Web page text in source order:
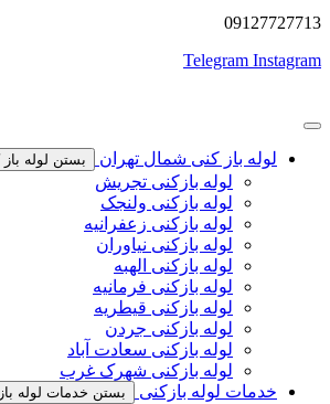
09127727713
Telegram Instagram
لوله باز کنی شمال تهران بستن لوله
لوله بازکنی تجریش
لوله بازکنی ولنجک
لوله بازکنی زعفرانیه
لوله بازکنی نیاوران
لوله بازکنی الهبه
لوله بازکنی فرمانیه
لوله بازکنی قیطریه
لوله بازکنی جردن
لوله بازکنی سعادت آباد
لوله بازکنی شهرک غرب
خدمات لوله بازکنی
بستن خدمات لوله